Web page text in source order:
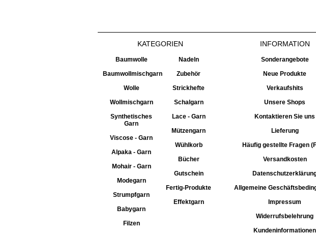
KATEGORIEN
Baumwolle
Baumwollmischgarn
Wolle
Wollmischgarn
Synthetisches
Garn
Viscose - Garn
Alpaka - Garn
Mohair - Garn
Modegarn
Strumpfgarn
Babygarn
Filzen
Nadeln
Zubehör
Strickhefte
Schalgarn
Lace - Garn
Mützengarn
Wühlkorb
Bücher
Gutschein
Fertig-Produkte
Effektgarn
INFORMATION
Sonderangebote
Neue Produkte
Verkaufshits
Unsere Shops
Kontaktieren Sie uns
Lieferung
Häufig gestellte Fragen
Versandkosten
Allgemeine
Impressum
Widerrufsbelehrung
Kundeninformationen